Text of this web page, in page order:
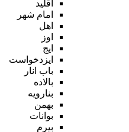
اقلید
امام شهر
اهل
اوز
ایج
ایزدخواست
باب انار
بالاده
بنارویه
بهمن
بوانات
بیرم